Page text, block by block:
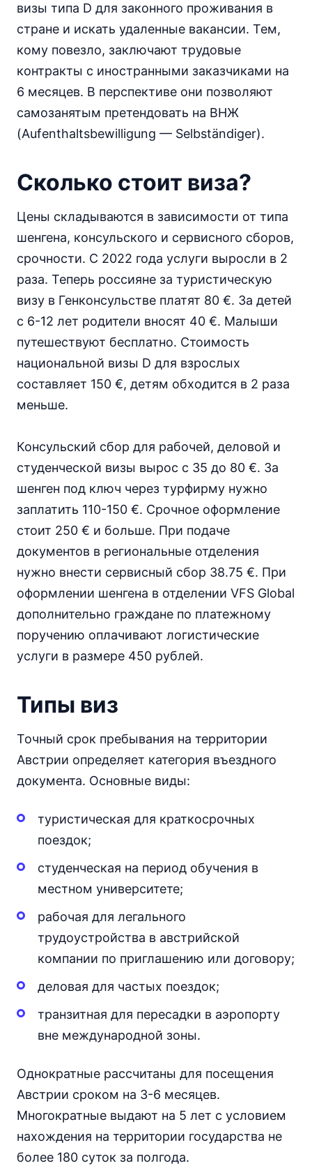
визы типа D для законного проживания в
стране и искать удаленные вакансии. Тем,
кому повезло, заключают трудовые
контракты с иностранными заказчиками на
6 месяцев. В перспективе они позволяют
самозанятым претендовать на ВНЖ
(Aufenthaltsbewilligung — Selbständiger).
Сколько стоит виза?
Цены складываются в зависимости от типа
шенгена, консульского и сервисного сборов,
срочности. С 2022 года услуги выросли в 2
раза. Теперь россияне за туристическую
визу в Генконсульстве платят 80 €. За детей
с 6-12 лет родители вносят 40 €. Малыши
путешествуют бесплатно. Стоимость
национальной визы D для взрослых
составляет 150 €, детям обходится в 2 раза
меньше.
Консульский сбор для рабочей, деловой и
студенческой визы вырос с 35 до 80 €. За
шенген под ключ через турфирму нужно
заплатить 110-150 €. Срочное оформление
стоит 250 € и больше. При подаче
документов в региональные отделения
нужно внести сервисный сбор 38.75 €. При
оформлении шенгена в отделении VFS Global
дополнительно граждане по платежному
поручению оплачивают логистические
услуги в размере 450 рублей.
Типы виз
Точный срок пребывания на территории
Австрии определяет категория въездного
документа. Основные виды:
туристическая для краткосрочных
поездок;
студенческая на период обучения в
местном университете;
рабочая для легального
трудоустройства в австрийской
компании по приглашению или договору;
деловая для частых поездок;
транзитная для пересадки в аэропорту
вне международной зоны.
Однократные рассчитаны для посещения
Австрии сроком на 3-6 месяцев.
Многократные выдают на 5 лет с условием
нахождения на территории государства не
более 180 суток за полгода.